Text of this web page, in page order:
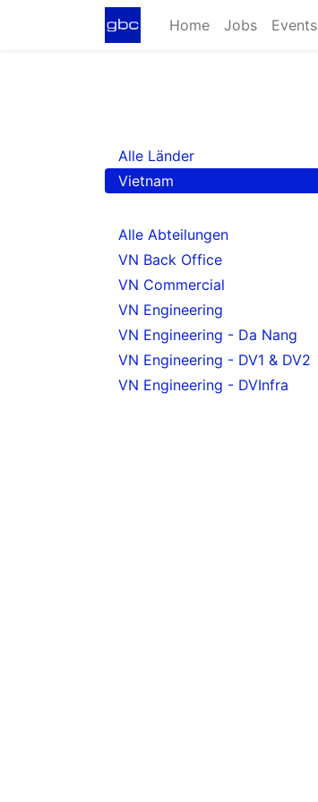
Home Jobs Events
Alle Länder
Vietnam
Alle Abteilungen
VN Back Office
VN Commercial
VN Engineering
VN Engineering - Da Nang
VN Engineering - DV1 & DV2
VN Engineering - DVInfra